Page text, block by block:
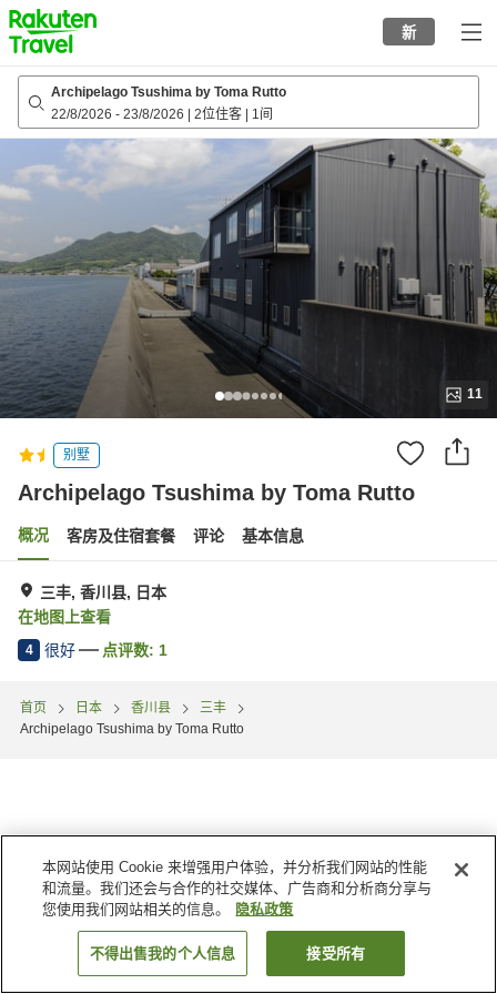
to
top
page
新
Archipelago Tsushima by Toma Rutto
22/8/2026 - 23/8/2026 2位住客 1间
11
别墅
Archipelago Tsushima by Toma Rutto
概况 客房及住宿套餐 评论 基本信息
三丰, 香川县, 日本
在地图上查看
4 很好 点评数: 1
首页 日本 香川县
三丰
Archipelago Tsushima by Toma Rutto
搜索客房
本网站使用 Cookie 来增强用户体验，并分析我们网站的性能
和流量。我们还会与合作的社交媒体、广告商和分析商分享与
您使用我们网站相关的信息。
隐私政策
不得出售我的个人信息 接受所有